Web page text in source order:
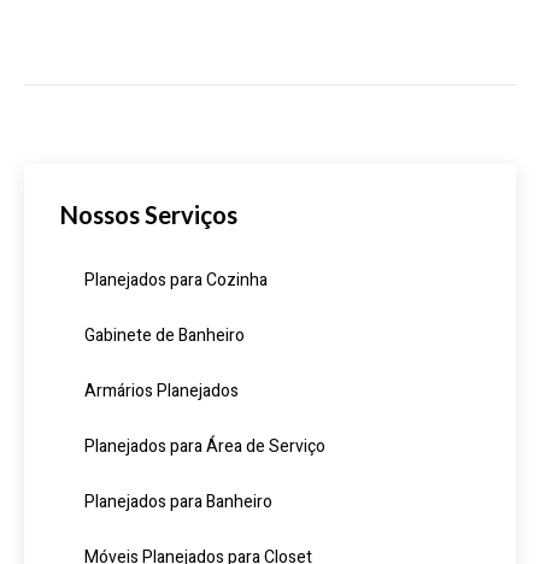
Nossos Serviços
Planejados para Cozinha
Gabinete de Banheiro
Armários Planejados
Planejados para Área de Serviço
Planejados para Banheiro
Móveis Planejados para Closet